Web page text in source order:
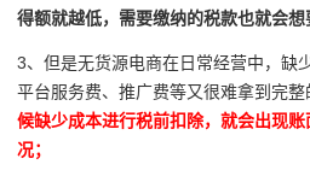
得额就越低，需要缴纳的税款也就会想
3、但是无货源电商在日常经营中，缺
平台服务费、推广费等又很难拿到完整
候缺少成本进行税前扣除，就会出现
况；